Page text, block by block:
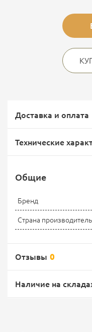
Доставка и оплата
Доставка Почтой
Технические
Общие
Бренд
Страна производитель
Отзывы 0
Наличие на